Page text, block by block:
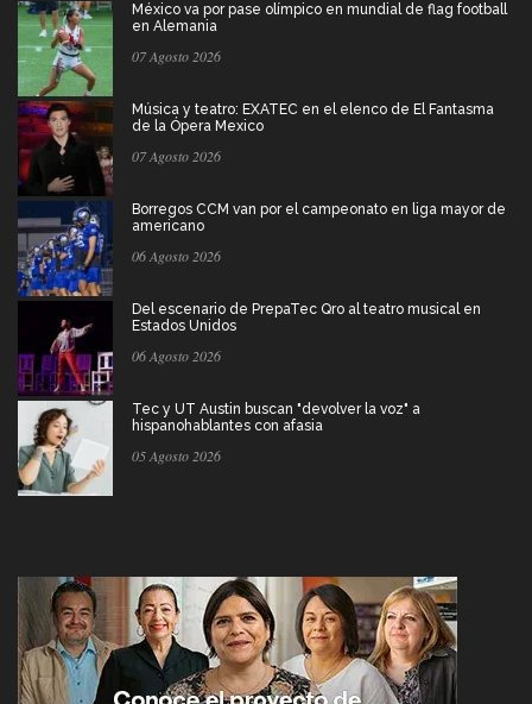
México va por pase olímpico en mundial de flag football
en Alemania
07 Agosto 2026
Música y teatro: EXATEC en el elenco de El Fantasma
de la Ópera Mexico
07 Agosto 2026
Borregos CCM van por el campeonato en liga mayor de
americano
06 Agosto 2026
Del escenario de PrepaTec Qro al teatro musical en
Estados Unidos
06 Agosto 2026
Tec y UT Austin buscan "devolver la voz" a
hispanohablantes con afasia
05 Agosto 2026